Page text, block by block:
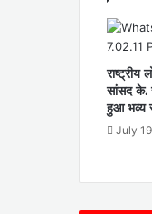
राष्ट्रीय
सांसद के.
हुआ भव्य
July